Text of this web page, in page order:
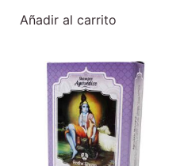
Añadir al carrito